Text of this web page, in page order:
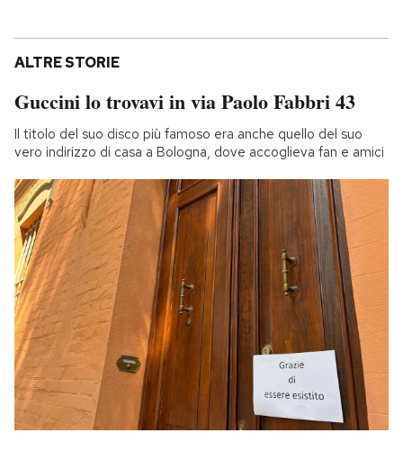
ALTRE STORIE
Guccini lo trovavi in via Paolo Fabbri 43
Il titolo del suo disco più famoso era anche quello del suo
vero indirizzo di casa a Bologna, dove accoglieva fan e amici